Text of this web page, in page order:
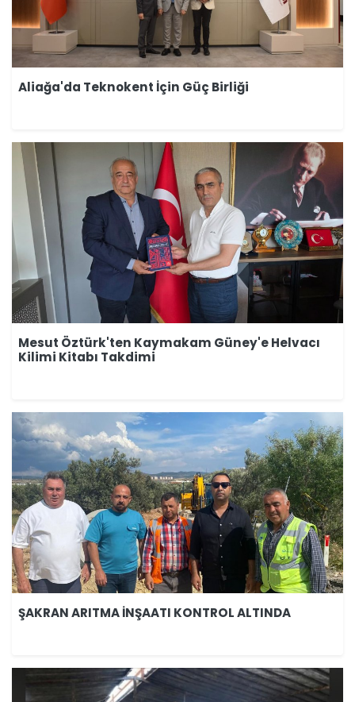
Aliağa'da Teknokent İçin Güç Birliği
Mesut Öztürk'ten Kaymakam Güney'e Helvacı
Kilimi Kitabı Takdimi
ŞAKRAN ARITMA İNŞAATI KONTROL ALTINDA